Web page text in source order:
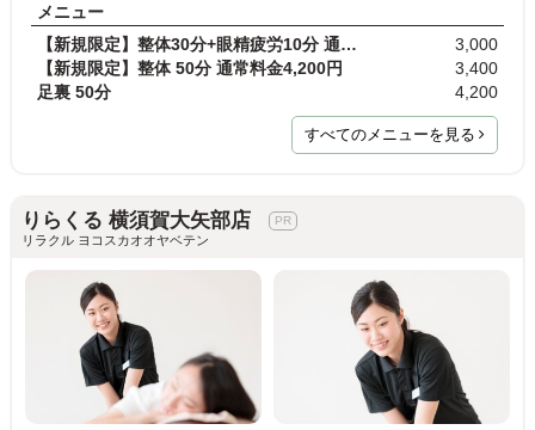
メニュー
【新規限定】整体30分+眼精疲労10分 通常料金3,600円
3,000
【新規限定】整体 50分 通常料金4,200円
3,400
足裏 50分
4,200
すべてのメニューを見る
りらくる 横須賀大矢部店
リラクル ヨコスカオオヤベテン